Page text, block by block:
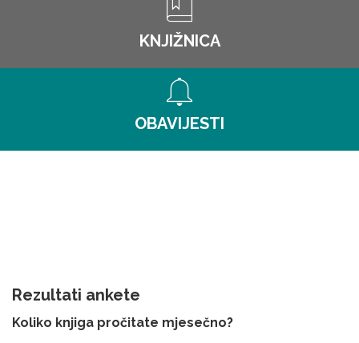
KNJIŽNICA
OBAVIJESTI
Rezultati ankete
Koliko knjiga pročitate mjesečno?